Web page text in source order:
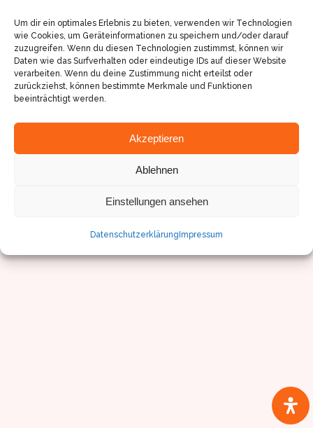
Um dir ein optimales Erlebnis zu bieten, verwenden wir Technologien
wie Cookies, um Geräteinformationen zu speichern und/oder darauf
zuzugreifen. Wenn du diesen Technologien zustimmst, können wir
Daten wie das Surfverhalten oder eindeutige IDs auf dieser Website
verarbeiten. Wenn du deine Zustimmung nicht erteilst oder
zurückziehst, können bestimmte Merkmale und Funktionen
beeinträchtigt werden.
Akzeptieren
Ablehnen
Einstellungen ansehen
Datenschutzerklärung Impressum
Impressum/Datenschutz